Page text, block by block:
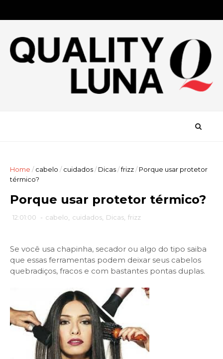
Home / cabelo / cuidados/ Dicas/frizz/ Porque usar protetor
térmico?
Porque usar protetor térmico?
12:01:00 - cabelo, cuidados, Dicas, frizz
Se você usa chapinha, secador ou algo do tipo saiba
que essas ferramentas podem deixar seus cabelos
quebradiços, fracos e com bastantes pontas duplas.